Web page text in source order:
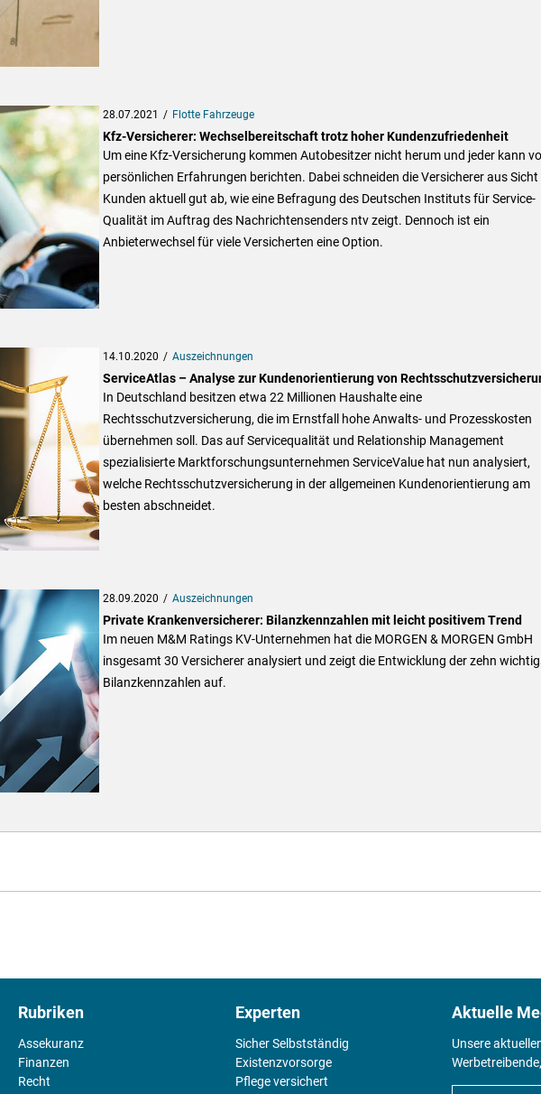
28.07.2021 Flotte Fahrzeuge
Kfz-Versicherer: Wechselbereitschaft trotz hoher Kundenzufriedenheit
Um eine Kfz-Versicherung kommen Autobesitzer nicht herum und jeder kann
persönlichen Erfahrungen berichten. Dabei schneiden die Versicherer aus Sicht
Kunden aktuell gut ab, wie eine Befragung des Deutschen Instituts für Service-
Qualität im Auftrag des Nachrichtensenders ntv zeigt. Dennoch ist ein
Anbieterwechsel für viele Versicherten eine Option.
14.10.2020 Auszeichnungen
ServiceAtlas – Analyse zur Kundenorientierung von
In Deutschland besitzen etwa 22 Millionen Haushalte eine
Rechtsschutzversicherung, die im Ernstfall hohe Anwalts- und Prozesskosten
übernehmen soll. Das auf Servicequalität und Relationship Management
spezialisierte Marktforschungsunternehmen ServiceValue hat nun analysiert,
welche Rechtsschutzversicherung in der allgemeinen Kundenorientierung am
besten abschneidet.
28.09.2020 Auszeichnungen
Private Krankenversicherer: Bilanzkennzahlen mit leicht positivem Trend
Im neuen M&M Ratings KV-Unternehmen hat die MORGEN & MORGEN GmbH
insgesamt 30 Versicherer analysiert und zeigt die Entwicklung der zehn
Bilanzkennzahlen auf.
Rubriken
Assekuranz
Finanzen
Recht
Experten
Sicher Selbstständig
Existenz­vorsorge
Pflege versichert
Aktuelle
Unsere